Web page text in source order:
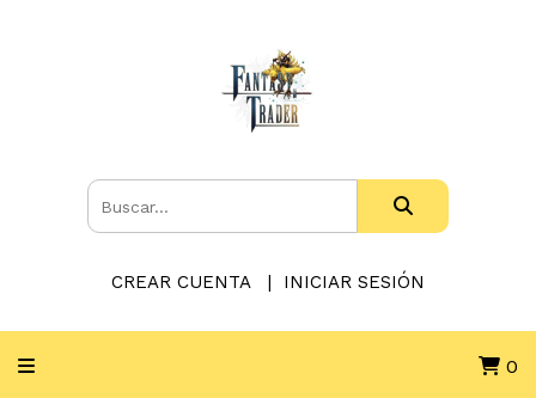
CREAR CUENTA INICIAR SESIÓN
0